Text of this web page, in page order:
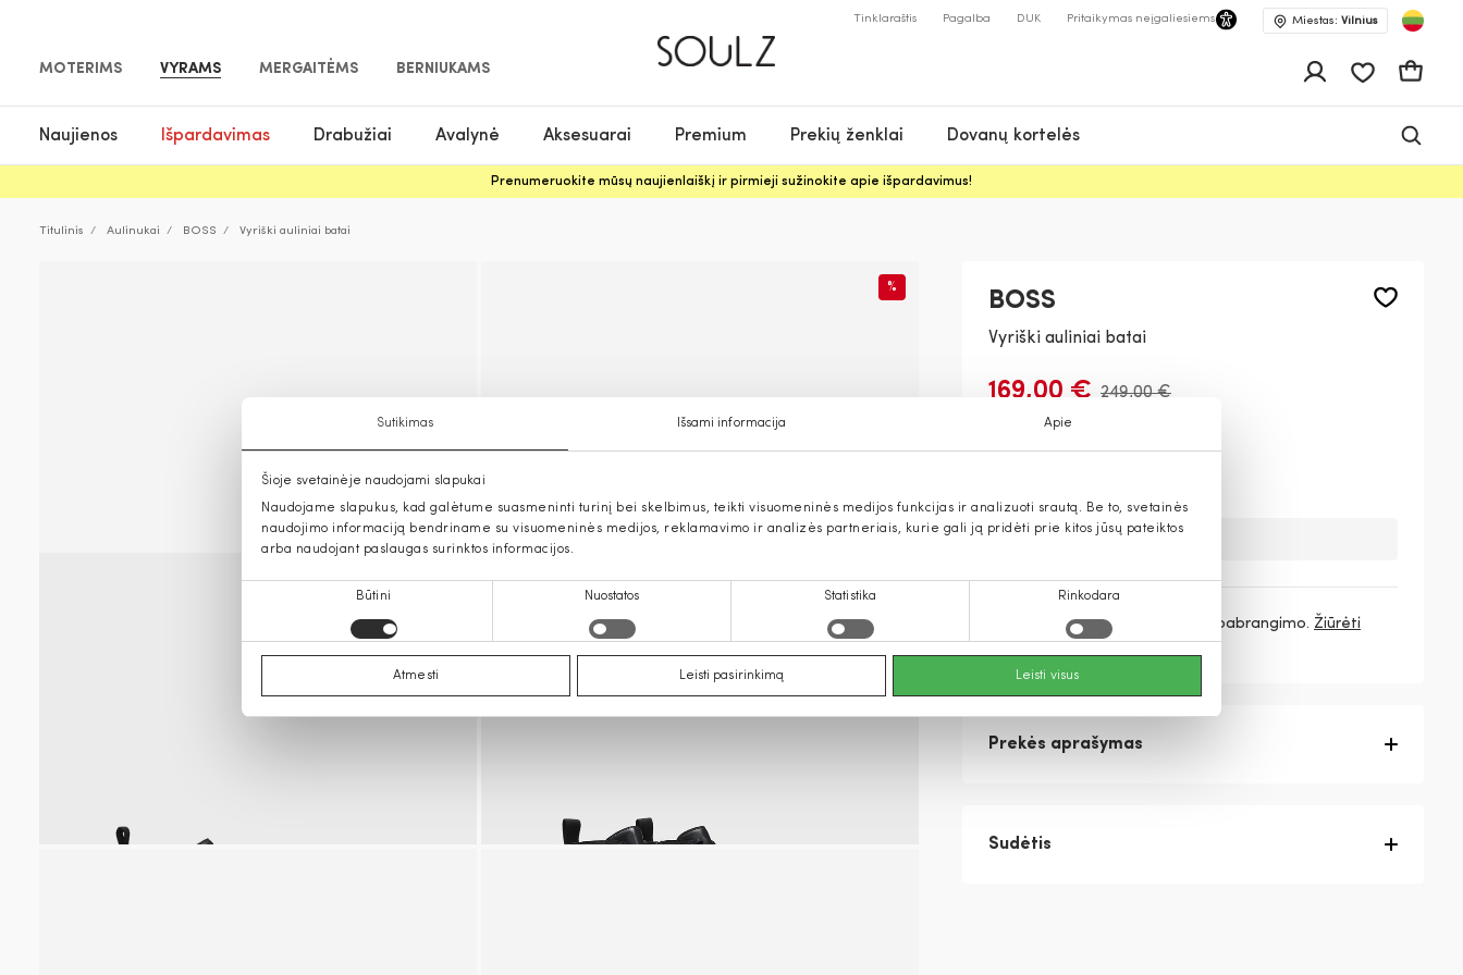
Sutikimas Išsami informacija Apie
Šioje svetainėje naudojami slapukai
Naudojame slapukus, kad galėtume suasmeninti turinį bei skelbimus, teikti visuomeninės medijos funkcijas ir analizuoti srautą. Be to, svetainės
naudojimo informaciją bendriname su visuomeninės medijos, reklamavimo ir analizės partneriais, kurie gali ją pridėti prie kitos jūsų pateiktos
arba naudojant paslaugas surinktos informacijos.
Būtini Nuostatos Statistika Rinkodara
Atmesti Leisti pasirinkimą Leisti visus
MOTERIMS VYRAMS MERGAITĖMS BERNIUKAMS
Tinklaraštis Pagalba DUK Pritaikymas neįgaliesiems Miestas: Vilnius
Pageidavimų
Naujienos Išpardavimas Drabužiai Avalynė Aksesuarai Premium Prekių ženklai Dovanų kortelės
Prenumeruokite mūsų naujienlaiškį ir pirmieji sužinokite apie išpardavimus!
Titulinis Aulinukai BOSS Vyriški auliniai batai
%
BOSS
Vyriški auliniai batai
169,00 € 249,00 €
Deja, šios prekės nebeturime.
3 mokėjimai56,33 € / mėn. be pabrangimo. Žiūrėti
daugiau
Prekės aprašymas
Sudėtis